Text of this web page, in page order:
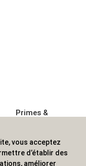
Primes &
Boisson
Textile &
vous acceptez
d’établir des
améliorer